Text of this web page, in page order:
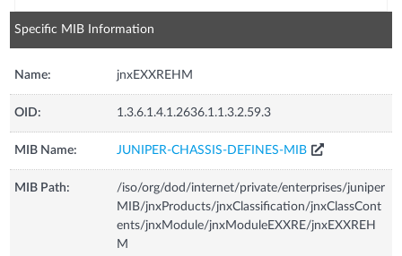
Specific MIB Information
Name: jnxEXXREHM
OID: 1.3.6.1.4.1.2636.1.1.3.2.59.3
MIB Name: JUNIPER-CHASSIS-DEFINES-MIB
MIB Path:
/iso/org/dod/internet/private/enterprises/juniper
MIB/jnxProducts/jnxClassification/jnxClassCont
ents/jnxModule/jnxModuleEXXRE/jnxEXXREH
M